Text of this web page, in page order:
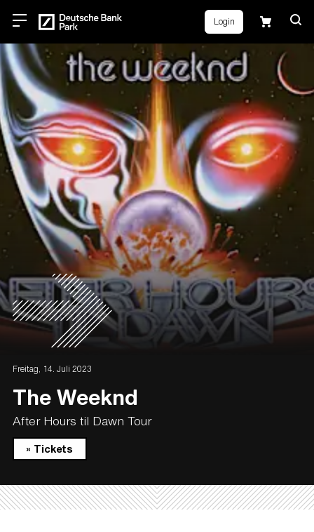
Login
Freitag, 14. Juli 2023
The Weeknd
After Hours til Dawn Tour
» Tickets